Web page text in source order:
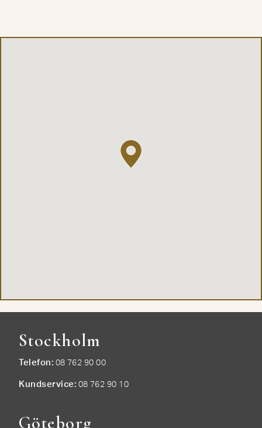
Stockholm
Telefon 08 762 90 00
Kundservice 08 762 90 10
Göteborg